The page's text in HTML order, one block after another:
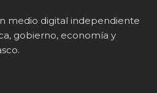
medio digital independiente
gobierno, economía y